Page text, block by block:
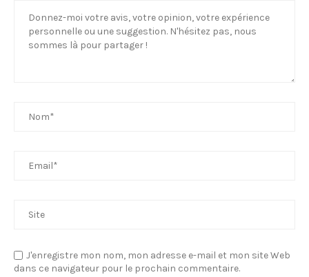
J'enregistre mon nom, mon adresse e-mail et mon site Web
dans ce navigateur pour le prochain commentaire.